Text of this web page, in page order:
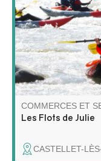
exploration,
COMMERCES ET
Les Flots de Julie
CASTELLET-